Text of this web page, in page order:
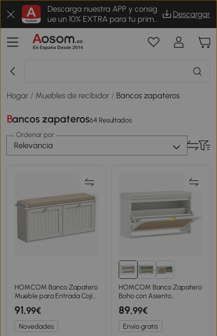
Descarga nuestra APP y consig
ue un 10% EXTRA para tu prime
r pedido
Descargar
Hogar / Muebles de recibidor / Bancos zapateros
Bancos zapateros64 Resultados
Ordenar por
Relevancia
HOMCOM Banco Zapatero
Mueble para Entrada Cojín
Acolchado 2 Cajones
Abatibles 8-10 Pares de
Zapatos
91,99€
Novedades
HOMCOM Banco Zapatero
Boho con Asiento
Acolchado Puerta de Ratán
Cajón Abatible Estante
Ajustable 8 Pares
80x26x47,5 cm Blanco
89,99€
Envío gratis